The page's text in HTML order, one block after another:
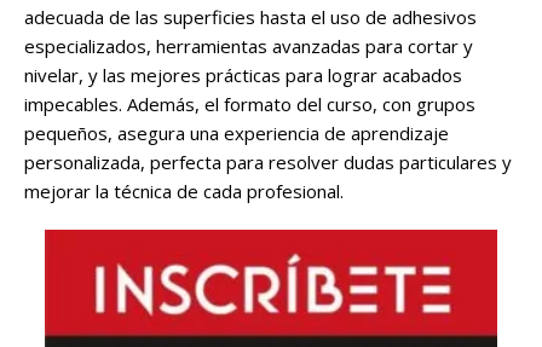
adecuada de las superficies hasta el uso de adhesivos
especializados, herramientas avanzadas para cortar y
nivelar, y las mejores prácticas para lograr acabados
impecables. Además, el formato del curso, con grupos
pequeños, asegura una experiencia de aprendizaje
personalizada, perfecta para resolver dudas particulares y
mejorar la técnica de cada profesional.